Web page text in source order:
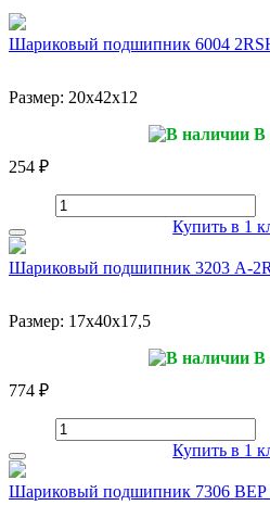
Шариковый подшипник 6004
Размер: 20x42x12
В
254 ₽
Купить в 1
Шариковый подшипник 3203 A-
Размер: 17x40x17,5
В
774 ₽
Купить в 1
Шариковый подшипник 7306 BEP